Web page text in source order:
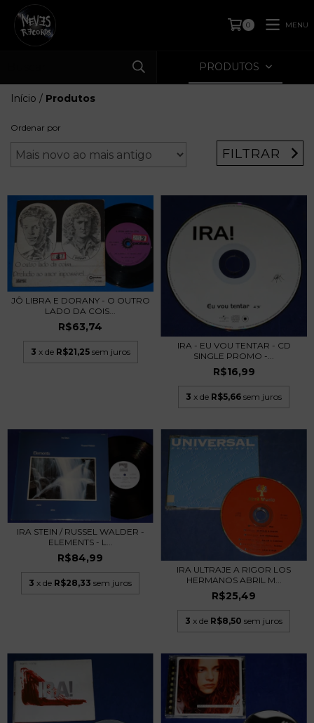
0 MENU
PRODUTOS
Início / Produtos
Ordenar por
FILTRAR
JÔ LIBRA E DORANY - O OUTRO
LADO DA COIS...
R$63,74
3 x de R$21,25 sem juros
IRA - EU VOU TENTAR - CD
SINGLE PROMO -...
R$16,99
3 x de R$5,66 sem juros
IRA STEIN / RUSSEL WALDER -
ELEMENTS - L...
R$84,99
3 x de R$28,33 sem juros
IRA ULTRAJE A RIGOR LOS
HERMANOS ABRIL M...
R$25,49
3 x de R$8,50 sem juros